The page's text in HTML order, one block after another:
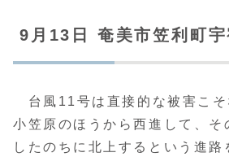
9月13日 奄美市笠利町宇
台風11号は直接的な被害こそ
小笠原のほうから西進して、そ
したのちに北上するという進路